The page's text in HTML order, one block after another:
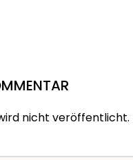
nicht